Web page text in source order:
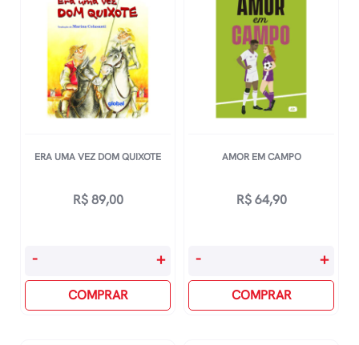
ERA UMA VEZ DOM QUIXOTE
R$89,00
Era
Dom
- +
COMPRAR
AMOR EM CAMPO
R$64,90
Amor
quantidade
- +
COMPRAR